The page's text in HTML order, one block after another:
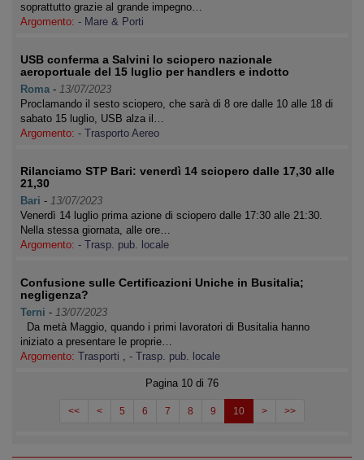
soprattutto grazie al grande impegno…
Argomento: - Mare & Porti
USB conferma a Salvini lo sciopero nazionale
aeroportuale del 15 luglio per handlers e indotto
Roma - 13/07/2023
Proclamando il sesto sciopero, che sarà di 8 ore dalle 10 alle 18 di
sabato 15 luglio, USB alza il…
Argomento: - Trasporto Aereo
Rilanciamo STP Bari: venerdì 14 sciopero dalle 17,30 alle
21,30
Bari - 13/07/2023
Venerdì 14 luglio prima azione di sciopero dalle 17:30 alle 21:30.
Nella stessa giornata, alle ore…
Argomento: - Trasp. pub. locale
Confusione sulle Certificazioni Uniche in Busitalia;
negligenza?
Terni - 13/07/2023
Da metà Maggio, quando i primi lavoratori di Busitalia hanno
iniziato a presentare le proprie…
Argomento: Trasporti , - Trasp. pub. locale
Pagina 10 di 76
<< < 5 6 7 8 9 10 > >>